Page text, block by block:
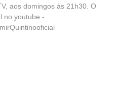
aos domingos às 21h30. O
no youtube -